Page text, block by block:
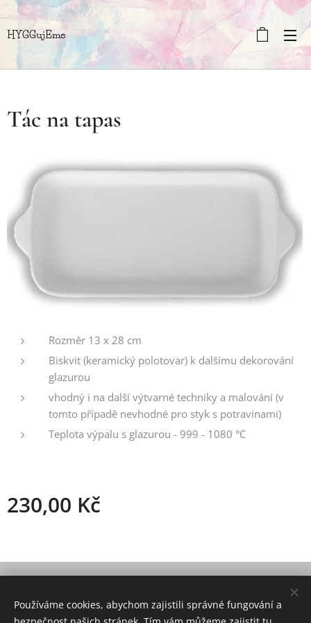
HYGGujEme
Tác na tapas
Rozměr 13 x 28 cm
Biskvit (keramický polotovar) k dalšímu dekorování
glazurou
vhodný i na další výtvarné techniky a malování (v
tomto případě nevhodné pro styk s potravinami)
Teplota výpalu s glazurou - 999 - 1080 °C
230,00 Kč
Vytvořeno službou Webnode
Používáme cookies, abychom zajistili správné fungování a